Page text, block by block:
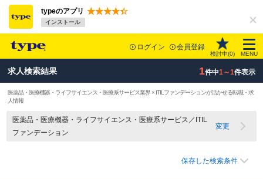
typeのアプリ
インストール
ログイン 会員登録
検討中(0) MENU
求人検索結果 1件中1～1件表示
医薬品・医療機器・ライフサイエンス・医療系サービス業界 × ITILファンデーションが活かせる転職・求
人情報
医薬品・医療機器・ライフサイエンス・医療系サービス／ITIL
ファンデーション
変更
保存した検索条件